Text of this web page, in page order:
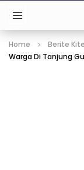
Home Berite Kite
Warga Di Tanjung